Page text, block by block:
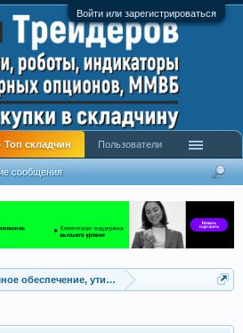
Войти или зарегистрироваться
обеспечение, утилиты для трейдинга
сообщения
Топ складчин Пользователи